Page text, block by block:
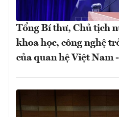
Tổng Bí thư, Chủ tịch
khoa học, công nghệ
của quan hệ Việt Nam